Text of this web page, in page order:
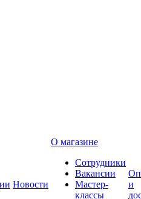
Новости
О магазине
Сотрудники
Вакансии
Мастер-
классы
и